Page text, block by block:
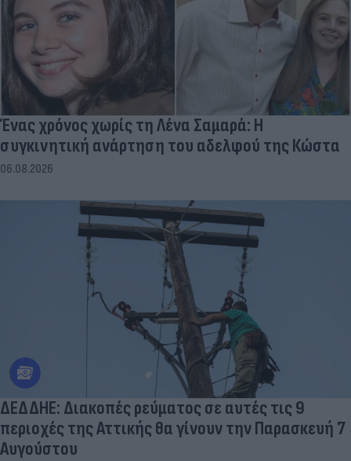
Ένας χρόνος χωρίς τη Λένα Σαμαρά: Η
συγκινητική ανάρτηση του αδελφού της Κώστα
06.08.2026
ΔΕΔΔΗΕ: Διακοπές ρεύματος σε αυτές τις 9
περιοχές της Αττικής θα γίνουν την Παρασκευή 7
Αυγούστου